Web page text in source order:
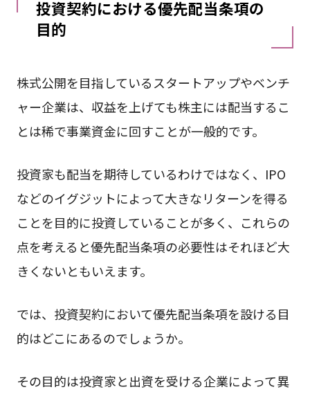
投資契約における優先配当条項の
目的
株式公開を目指しているスタートアップやベンチ
ャー企業は、収益を上げても株主には配当するこ
とは稀で事業資金に回すことが一般的です。
投資家も配当を期待しているわけではなく、IPO
などのイグジットによって大きなリターンを得る
ことを目的に投資していることが多く、これらの
点を考えると優先配当条項の必要性はそれほど大
きくないともいえます。
では、投資契約において優先配当条項を設ける目
的はどこにあるのでしょうか。
その目的は投資家と出資を受ける企業によって異